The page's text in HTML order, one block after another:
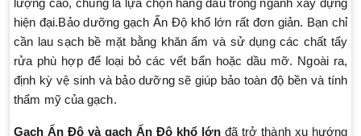
lượng cao, chúng là lựa chọn hàng đầu trong ngành xây dựng
hiện đại.Bảo dưỡng gạch Ấn Độ khổ lớn rất đơn giản. Bạn chỉ
cần lau sạch bề mặt bằng khăn ẩm và sử dụng các chất tẩy
rửa phù hợp để loại bỏ các vết bẩn hoặc dầu mỡ. Ngoài ra,
định kỳ vệ sinh và bảo dưỡng sẽ giúp bảo toàn độ bền và tính
thẩm mỹ của gạch.
Gạch Ấn Độ và gạch Ấn Độ khổ lớn đã trở thành xu hướng